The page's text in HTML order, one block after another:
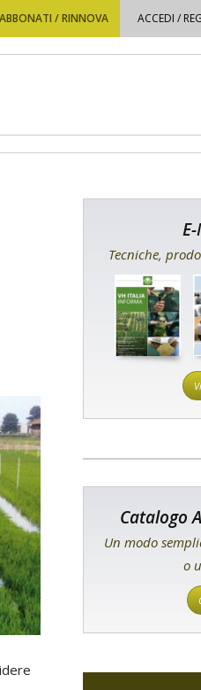
ABBONATI / RINNOVA ACCEDI /
Tecniche,
Catalogo
Un modo
o